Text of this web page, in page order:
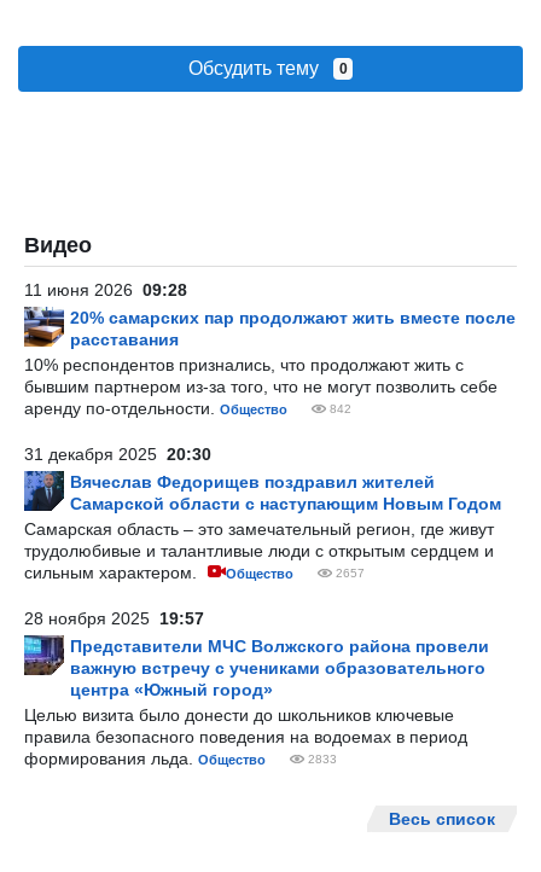
Обсудить тему 0
Видео
11 июня 2026 09:28
20% самарских пар продолжают жить вместе после
расставания
10% респондентов признались, что продолжают жить с
бывшим партнером из-за того, что не могут позволить себе
аренду по-отдельности.
Общество 842
31 декабря 2025 20:30
Вячеслав Федорищев поздравил жителей
Самарской области с наступающим Новым Годом
Самарская область – это замечательный регион, где живут
трудолюбивые и талантливые люди с открытым сердцем и
сильным характером.
Общество 2657
28 ноября 2025 19:57
Представители МЧС Волжского района провели
важную встречу с учениками образовательного
центра «Южный город»
Целью визита было донести до школьников ключевые
правила безопасного поведения на водоемах в период
формирования льда.
Общество 2833
Весь список